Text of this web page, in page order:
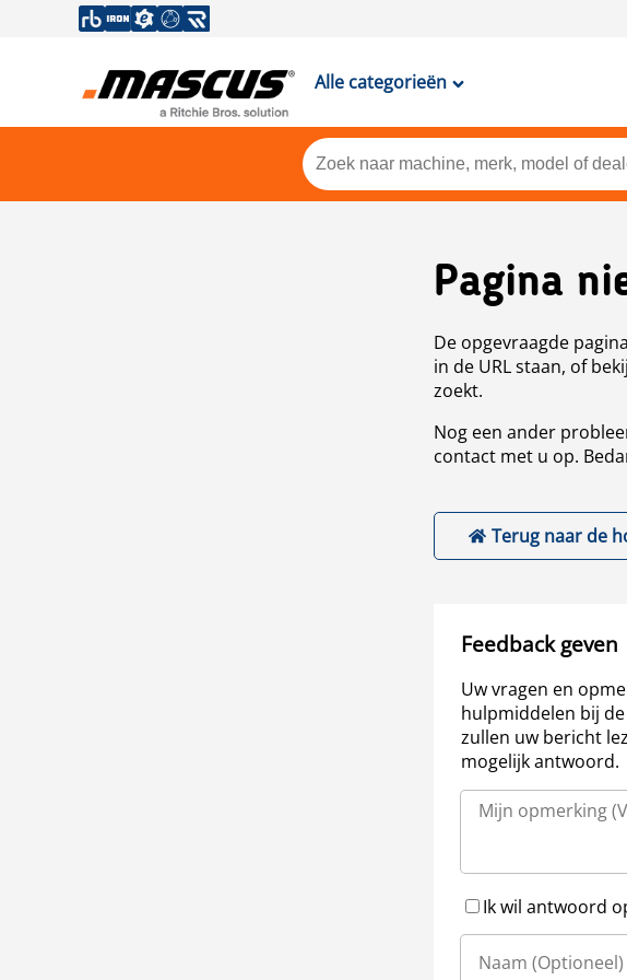
Alle categorieën
Pagina
De opgevraagde
in de URL staan, of
zoekt.
Nog een ander
contact met u op.
Terug naar de
Feedback geven
Uw vragen en
hulpmiddelen bij
zullen uw bericht
mogelijk antwoord.
Ik wil antwoord